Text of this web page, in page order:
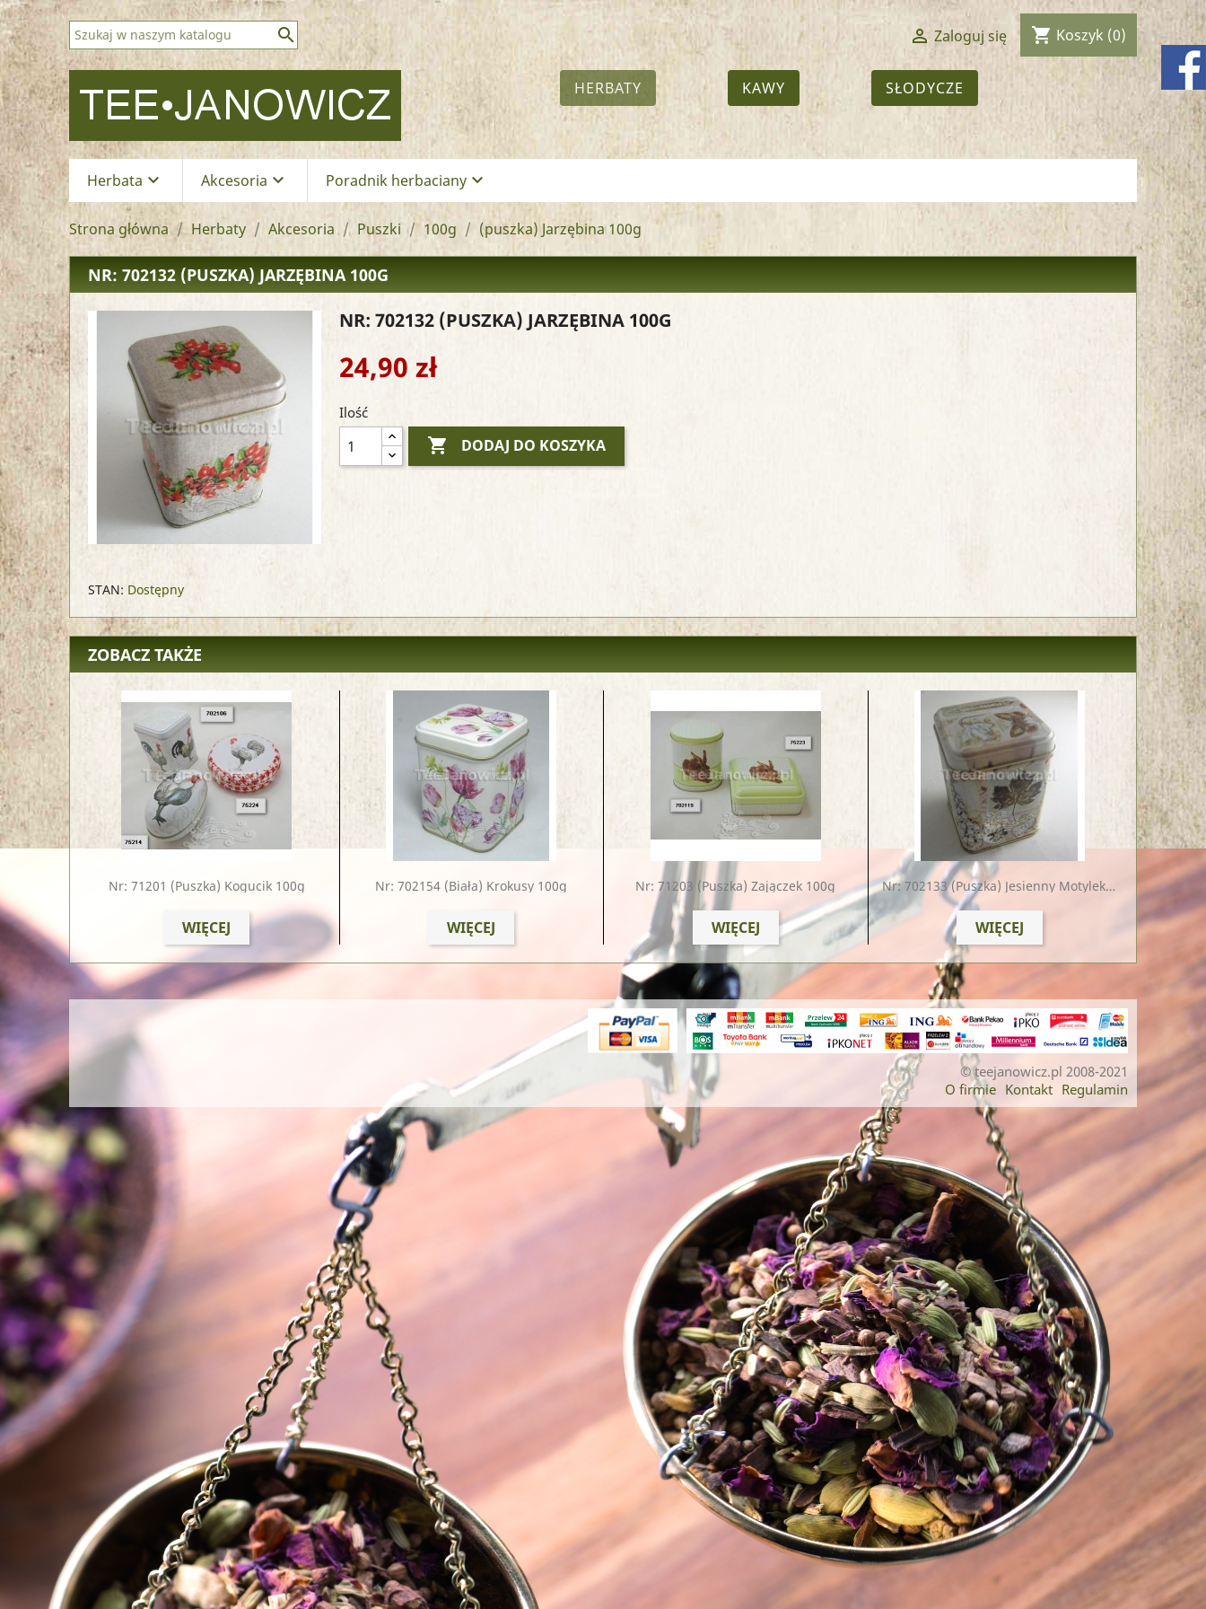
  Zaloguj się shopping_cart Koszyk (0)
HERBATY KAWY SŁODYCZE
Herbata keyboard_arrow_down Akcesoria keyboard_arrow_down Poradnik herbaciany keyboard_arrow_down
Strona główna Herbaty Akcesoria Puszki 100g (puszka) Jarzębina 100g
NR: 702132 (PUSZKA) JARZĘBINA 100G
STAN: Dostępny
NR: 702132 (PUSZKA) JARZĘBINA 100G
24,90 zł
Ilość
 DODAJ DO KOSZYKA
ZOBACZ TAKŻE
Nr: 71201 (puszka) Kogucik 100g
WIĘCEJ
Nr: 702154 (biała) Krokusy 100g
WIĘCEJ
Nr: 71203 (puszka) Zajączek 100g
WIĘCEJ
Nr: 702133 (puszka) Jesienny Motylek 100g
WIĘCEJ
© teejanowicz.pl 2008-2021
O firmie Kontakt Regulamin